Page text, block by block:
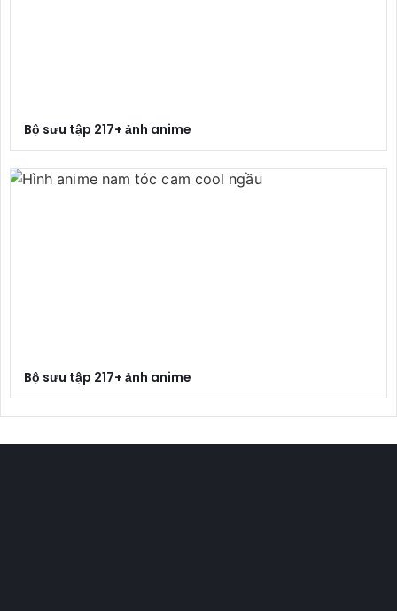
Bộ sưu tập 217+ ảnh anime
Bộ sưu tập 217+ ảnh anime